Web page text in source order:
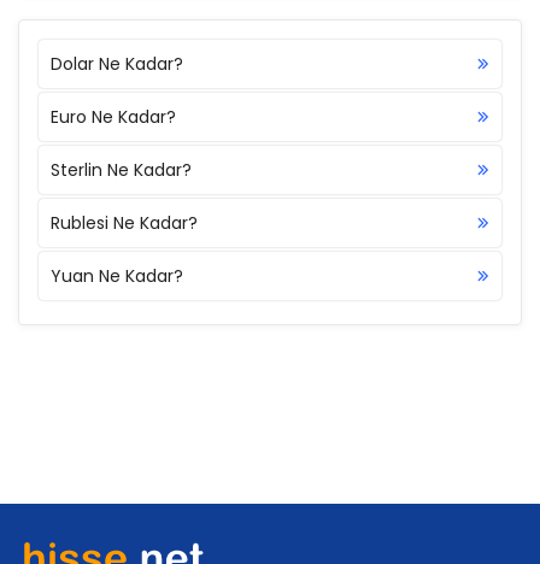
Dolar Ne Kadar?
Euro Ne Kadar?
Sterlin Ne Kadar?
Rublesi Ne Kadar?
Yuan Ne Kadar?